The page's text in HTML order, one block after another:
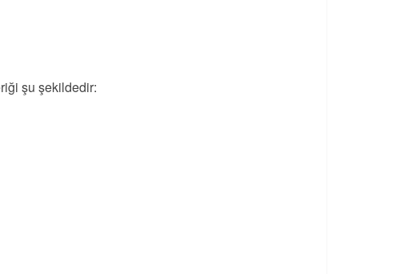
şu şekildedir: